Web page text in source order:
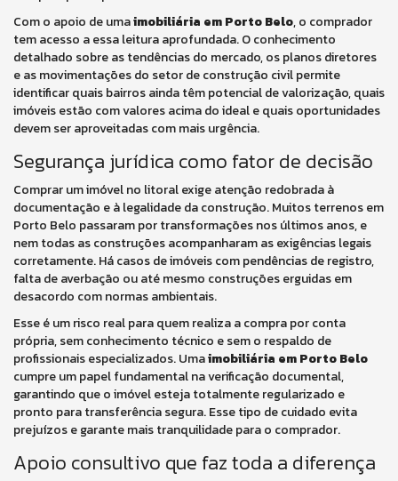
Com o apoio de umaimobiliária em Porto Belo, o comprador
tem acesso a essa leitura aprofundada. O conhecimento
detalhado sobre as tendências do mercado, os planos diretores
e as movimentações do setor de construção civil permite
identificar quais bairros ainda têm potencial de valorização, quais
imóveis estão com valores acima do ideal e quais oportunidades
devem ser aproveitadas com mais urgência.
Segurança jurídica como fator de decisão
Comprar um imóvel no litoral exige atenção redobrada à
documentação e à legalidade da construção. Muitos terrenos em
Porto Belo passaram por transformações nos últimos anos, e
nem todas as construções acompanharam as exigências legais
corretamente. Há casos de imóveis com pendências de registro,
falta de averbação ou até mesmo construções erguidas em
desacordo com normas ambientais.
Esse é um risco real para quem realiza a compra por conta
própria, sem conhecimento técnico e sem o respaldo de
profissionais especializados. Umaimobiliária em Porto Belo
cumpre um papel fundamental na verificação documental,
garantindo que o imóvel esteja totalmente regularizado e
pronto para transferência segura. Esse tipo de cuidado evita
prejuízos e garante mais tranquilidade para o comprador.
Apoio consultivo que faz toda a diferença